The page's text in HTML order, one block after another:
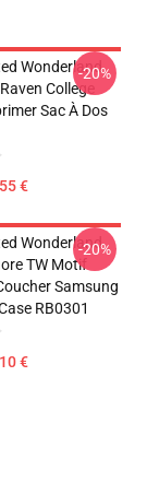
Wonderland
College
Sac À Dos
€
-20%
Wonderland
TW Motif
Samsung
RB0301
€
-20%